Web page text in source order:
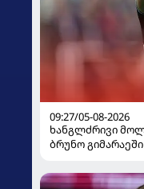
09:27/05-08-2026
ხანგლძრივი
ბრუნო